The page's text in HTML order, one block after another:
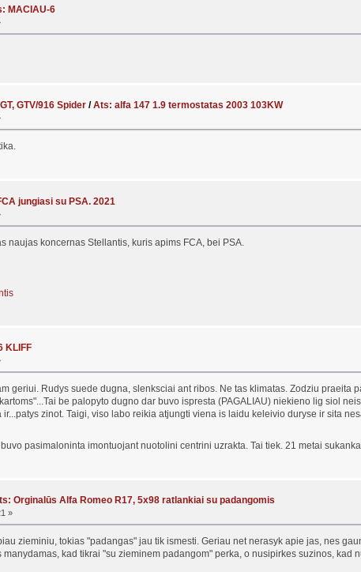
MACIAU-6
GTV/916 Spider/Ats: alfa 147 1.9 termostatas 2003 103KW
jungiasi su PSA. 2021
naujas koncernas Stellantis, kuris apims FCA, bei PSA.
KLIFF
geriui. Rudys suede dugna, slenksciai ant ribos. Ne tas klimatas. Zodziu praeita
be palopyto dugno dar buvo ispresta (PAGALIAU) niekieno lig siol
zinot. Taigi, viso labo reikia atjungti viena is laidu keleivio duryse ir sita
pasimaloninta imontuojant nuotolini centrini uzrakta. Tai tiek. 21 metai
Orginalūs Alfa Romeo R17, 5x98 ratlankiai su padangomis
»
zieminiu, tokias "padangas" jau tik ismesti. Geriau net nerasyk apie jas, nes
kad tikrai "su zieminem padangom" perka, o nusipirkes suzinos, kad